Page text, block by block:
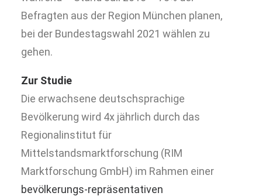
Befragten aus der Region München planen,
bei der Bundestagswahl 2021 wählen zu
gehen.
Zur Studie
Die erwachsene deutschsprachige
Bevölkerung wird 4x jährlich durch das
Regionalinstitut für
Mittelstandsmarktforschung (RIM
Marktforschung GmbH) im Rahmen einer
bevölkerungs-repräsentativen